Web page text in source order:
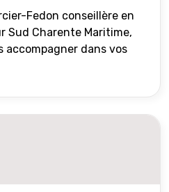
Fedon conseillère en
Sud Charente Maritime,
accompagner dans vos